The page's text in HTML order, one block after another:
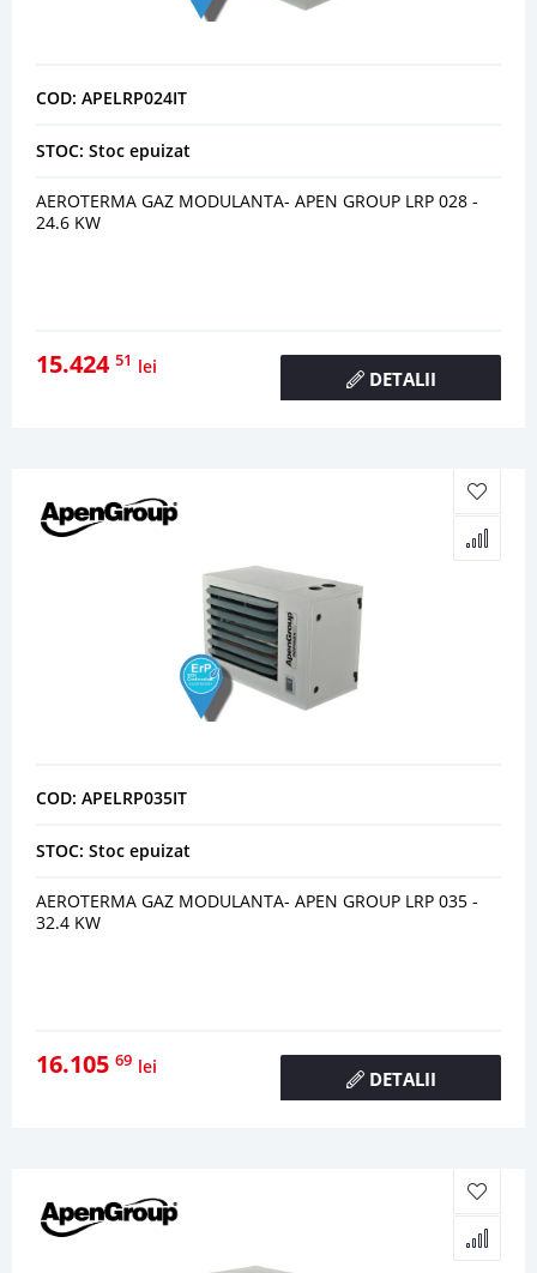
COD: APELRP024IT
STOC: Stoc epuizat
AEROTERMA GAZ MODULANTA- APEN GROUP LRP 028 -
24.6 KW
15.424 51 lei
DETALII
COD: APELRP035IT
STOC: Stoc epuizat
AEROTERMA GAZ MODULANTA- APEN GROUP LRP 035 -
32.4 KW
16.105 69 lei
DETALII